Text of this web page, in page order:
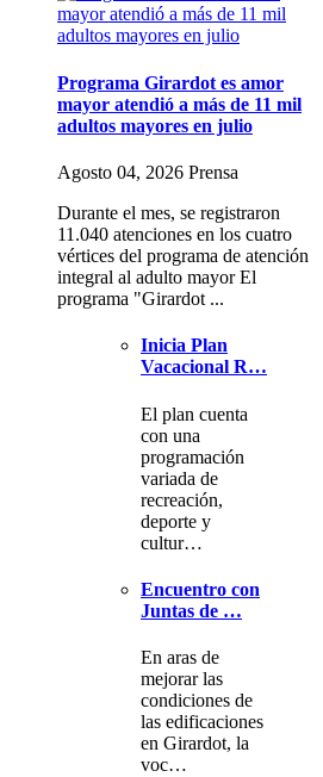
Programa Girardot es amor
mayor atendió a más de 11 mil
adultos mayores en julio
Agosto 04, 2026 Prensa
Durante el mes, se registraron
11.040 atenciones en los cuatro
vértices del programa de atención
integral al adulto mayor El
programa "Girardot ...
Inicia Plan
Vacacional R…
El plan cuenta
con una
programación
variada de
recreación,
deporte y
cultur…
Encuentro con
Juntas de …
En aras de
mejorar las
condiciones de
las edificaciones
en Girardot, la
voc…